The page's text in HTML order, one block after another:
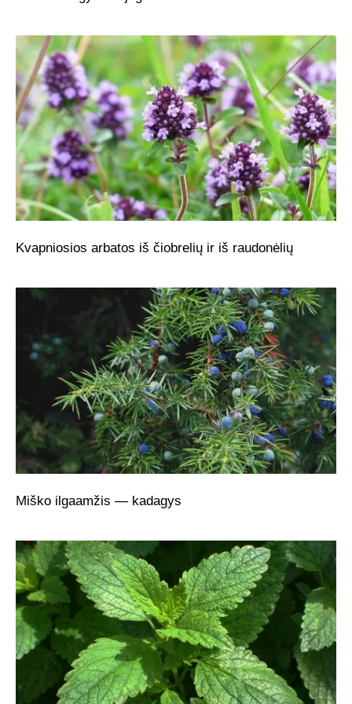
Kvapniosios arbatos iš čiobrelių ir iš raudonėlių
Miško ilgaamžis — kadagys